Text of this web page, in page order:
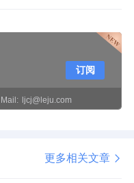
Mail: ljcj@leju.com
订阅
更多相关文章